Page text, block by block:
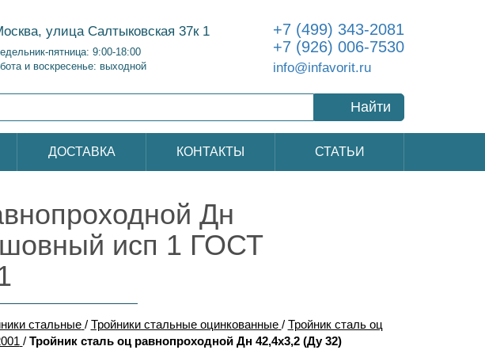
улица Салтыковская 37к 1
пятница: 9:00-18:00
и воскресенье: выходной
+7 (499) 343-2081
+7 (926) 006-7530
info@infavorit.ru
Найти
ДОСТАВКА КОНТАКТЫ СТАТЬИ
Дн
исп 1 ГОСТ
стальные / Тройники стальные оцинкованные / Тройник сталь оц
/ Тройник сталь оц равнопроходной Дн 42,4х3,2 (Ду 32)